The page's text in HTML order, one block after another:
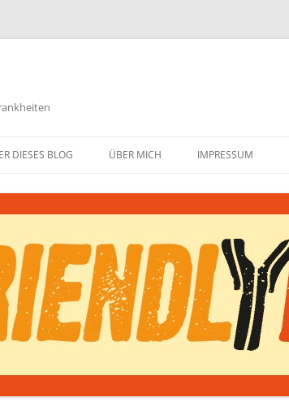
DIESES BLOG ÜBER MICH IMPRESSUM